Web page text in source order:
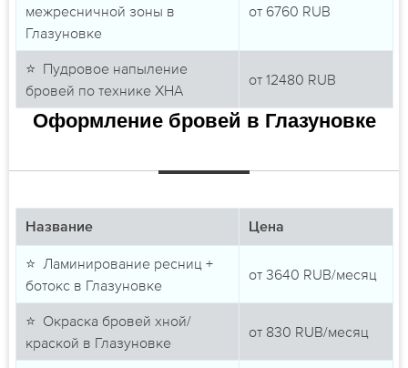
межресничной зоны в
Глазуновке
от 6760 RUB
⭐ Пудровое напыление
бровей по технике ХНА
от 12480 RUB
Оформление бровей в Глазуновке
Название Цена
⭐ Ламинирование ресниц +
ботокс в Глазуновке
от 3640 RUB/месяц
⭐ Окраска бровей хной/
краской в Глазуновке
от 830 RUB/месяц